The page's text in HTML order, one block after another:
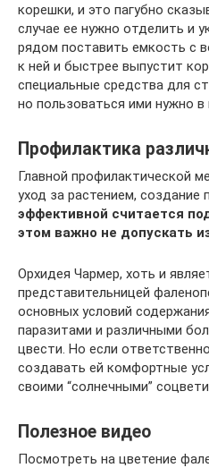
корешки, и это пагубно
случае ее нужно отделить и
рядом поставить емкость с
к ней и быстрее выпустит
специальные средства для
но пользоваться ими нужно в
Профилактика
Главной профилактической
уход за растением,
эффективной считается
этом важно не допускать
Орхидея Чармер, хоть и
представительницей
основных условий
паразитами и различными
цвести. Но если
создавать ей комфортные
своими “солнечными”
Полезное видео
Посмотреть на цветение